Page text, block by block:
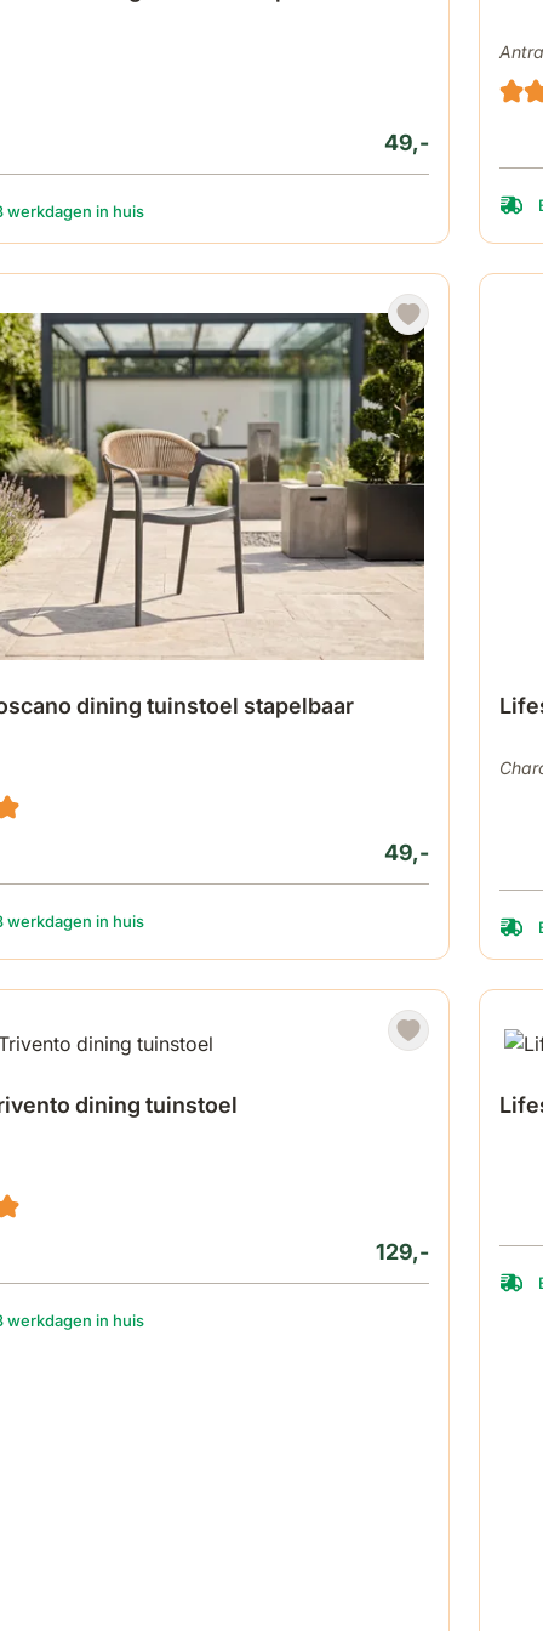
49,-
werkdagen in huis
dining tuinstoel stapelbaar
49,-
werkdagen in huis
dining tuinstoel
129,-
werkdagen in huis